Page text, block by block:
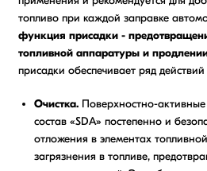
топливо при каждой заправке
функция присадки -
топливной аппаратуры и
присадки обеспечивает ряд
Очистка. Поверхностно-
состав «SDA» постепенно и
отложения в элементах
загрязнения в топливе,